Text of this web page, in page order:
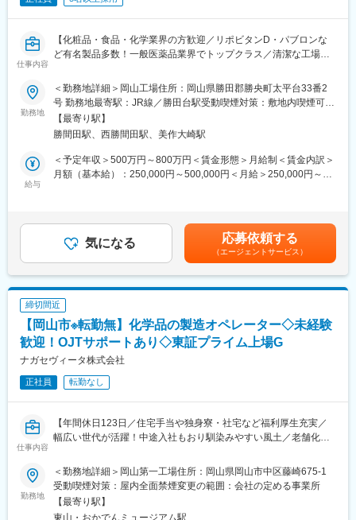
となる場合がございます。
■キャリアパスなど：
将来的には、リーダーとしてチーム体制を構築するなどマネジメ
ントを担って頂けることを期待しております。また、資格取得支
リア選好等を踏まえ、キャリアプランを一緒に形成し、個々のキ
ャリアプランに合わせた環境を提供する制度もあります。
■やりがい：
ます。その検査結果は癌の早期発見につながり、治療方針の決定
に大きな影響を及ぼします。質の高い製品を作ることができれ
主な事業分野であるSPECT・PETと呼ばれる核医学検査は、生体
内の微妙な変化をとらえて画像化する「分子イメージング」とい
う技術であり、医療課題の克服に幅広く力を発揮できる可能性が
あります。特にPET検査はがん診療になくてはならないツールと
なりましたが、当社は2005年に国内初のPET検査用放射性医薬品
の承認を取得し、現在は全国11か所の製造拠点のもと安定供給体
制を整えております。
変更の範囲：会社の定める業務
仕事内容
【化粧品・食品・化学業界の方歓迎／リポビタンD・パブロンな
ど有名製品多数！一般医薬品業界でトップクラス／清潔な工場／
【はじめに】
医薬品の製造スタッフを募集します。医薬品の生産能力の増強お
よび、将来の製造現場のリーダー強化のための募集です。化粧
品・食品・ケミカルなど、医薬品業界未経験の方も含め、幅広く
募集しております。
■GMP関連の書類作成及び整備
■業務効率化を目的とした製造手順や作業環境の改善活動
い環境です。また、貯蓄財形制度や確定拠出年金、福利厚生倶楽
部等、他にも長期就業に嬉しい制度が整っています。産休育休取
得・復帰実績もあり、腰を据えて働いていただけます。
■日勤8:30～17:05、夜勤17:05～25:30の２交代勤務（週単位）で
食品、化粧品など幅広い製品ラインナップがございます。製造オ
ペレータとしてだけではなく、将来的にはリーダーとして、社員
【当社の特徴】
主としてOTC医薬品、健康食品、化粧品を扱う「セルフメディケ
ーション事業」と、医療用医薬品を扱う「医薬事業」の2つが両輪
勤務地
＜勤務地詳細＞岡山工場住所：岡山県勝田郡勝央町太平台33番2
号 勤務地最寄駅：JR線／勝田台駅受動喫煙対策：敷地内喫煙可能
場所あり変更の範囲：会社の定める事業所
【最寄り駅】
勝間田駅、西勝間田駅、美作大崎駅
給与
＜予定年収＞500万円～800万円＜賃金形態＞月給制＜賃金内訳＞
月額（基本給）：250,000円～500,000円＜月給＞250,000円～
も目安の金額であり、選考を通じて上下する可能性があります。
月給(月額)は固定手当を含めた表記です。
気になる 応募依頼する
（エージェントサービス）
締切間近
【岡山市※転勤無】化学品の製造オペレーター◇未経験
歓迎！OJTサポートあり◇東証プライム上場G
ナガセヴィータ株式会社
正社員 転勤なし
仕事内容
【年間休日123日／住宅手当や独身寮・社宅など福利厚生充実／
幅広い世代が活躍！中途入社もおり馴染みやすい風土／老舗化学
■業務内容：
今回は、製造運転・設備管理及び付帯作業をお任せ致します。資
格等は入社後に取得していただく予定のため、必須ではありませ
勤務地
＜勤務地詳細＞岡山第一工場住所：岡山県岡山市中区藤崎675-1
受動喫煙対策：屋内全面禁煙変更の範囲：会社の定める事業所
【最寄り駅】
東山・おかでんミュージアム駅